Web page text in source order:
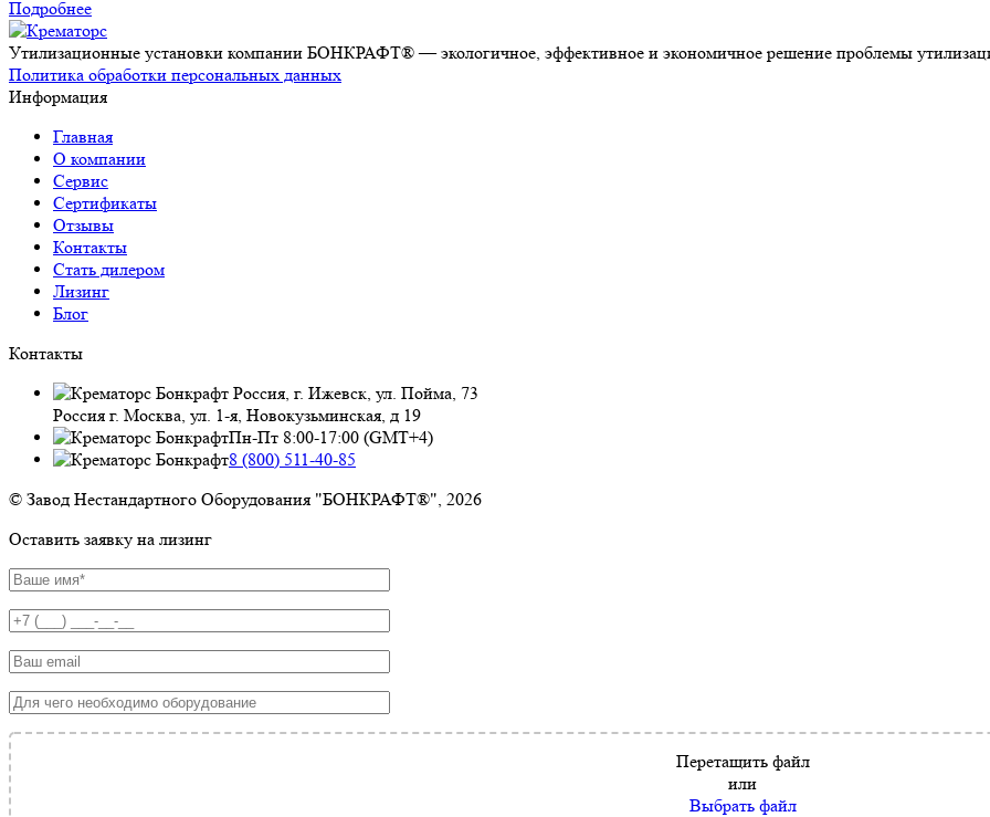
Подробнее
Утилизационные установки компании БОНКРАФТ® — экологичное, эффективное и экономичное решение проблемы
Политика обработки персональных данных
Информация
Главная
О компании
Сервис
Сертификаты
Отзывы
Контакты
Стать дилером
Лизинг
Блог
Контакты
Россия, г. Ижевск, ул. Пойма, 73
Россия г. Москва, ул. 1-я, Новокузьминская, д 19
Пн-Пт 8:00-17:00 (GMT+4)
8 (800) 511-40-85
© Завод Нестандартного Оборудования "БОНКРАФТ®", 2026
Оставить заявку на лизинг
Перетащить файл
или
Выбрать файл